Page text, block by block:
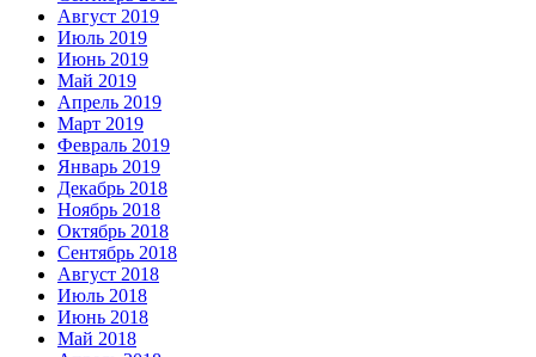
Август 2019
Июль 2019
Июнь 2019
Май 2019
Апрель 2019
Март 2019
Февраль 2019
Январь 2019
Декабрь 2018
Ноябрь 2018
Октябрь 2018
Сентябрь 2018
Август 2018
Июль 2018
Июнь 2018
Май 2018